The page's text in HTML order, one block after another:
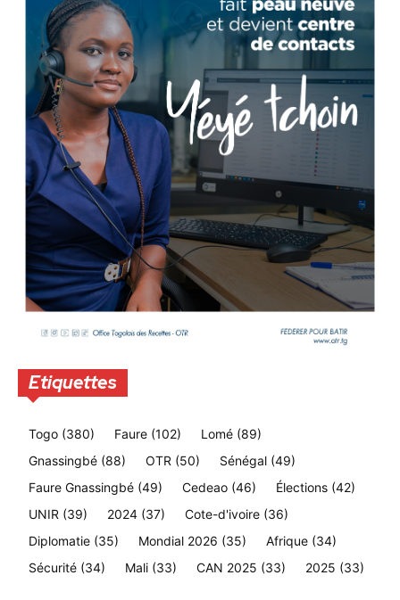
Etiquettes
Togo (380) Faure (102) Lomé (89)
Gnassingbé (88) OTR (50) Sénégal (49)
Faure Gnassingbé (49) Cedeao (46) Élections (42)
UNIR (39) 2024 (37) Cote-d'ivoire (36)
Diplomatie (35) Mondial 2026 (35) Afrique (34)
Sécurité (34) Mali (33) CAN 2025 (33) 2025 (33)